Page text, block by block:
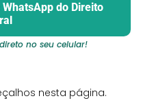
do Direito
no seu celular!
nesta página.